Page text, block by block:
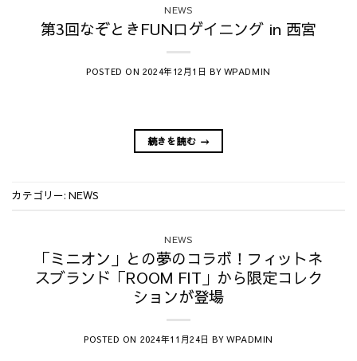
NEWS
第3回なぞときFUNロゲイニング in 西宮
POSTED ON 2024年12月1日 BY WPADMIN
続きを読む →
カテゴリー: NEWS
NEWS
「ミニオン」との夢のコラボ！フィットネ
スブランド「ROOM FIT」から限定コレク
ションが登場
POSTED ON 2024年11月24日 BYWPADMIN